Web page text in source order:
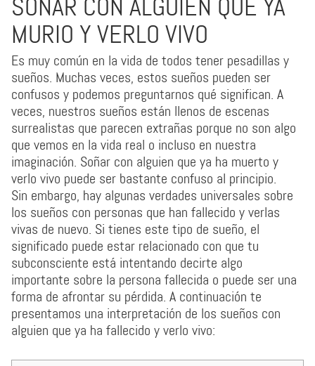
SOÑAR CON ALGUIEN QUE YA
MURIO Y VERLO VIVO
Es muy común en la vida de todos tener pesadillas y
sueños. Muchas veces, estos sueños pueden ser
confusos y podemos preguntarnos qué significan. A
veces, nuestros sueños están llenos de escenas
surrealistas que parecen extrañas porque no son algo
que vemos en la vida real o incluso en nuestra
imaginación. Soñar con alguien que ya ha muerto y
verlo vivo puede ser bastante confuso al principio.
Sin embargo, hay algunas verdades universales sobre
los sueños con personas que han fallecido y verlas
vivas de nuevo. Si tienes este tipo de sueño, el
significado puede estar relacionado con que tu
subconsciente está intentando decirte algo
importante sobre la persona fallecida o puede ser una
forma de afrontar su pérdida. A continuación te
presentamos una interpretación de los sueños con
alguien que ya ha fallecido y verlo vivo: